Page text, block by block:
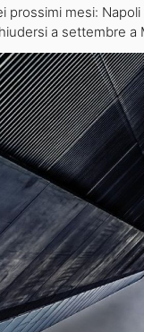
prossimi mesi:
a settembre a